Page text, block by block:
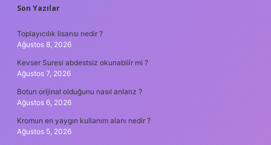
SIDEBAR
Son Yazılar
Toplayıcılık lisansı nedir ?
Ağustos 8, 2026
Kevser Suresi abdestsiz okunabilir mi ?
Ağustos 7, 2026
Botun orijinal olduğunu nasıl anlarız ?
Ağustos 6, 2026
Kromun en yaygın kullanım alanı nedir ?
Ağustos 5, 2026